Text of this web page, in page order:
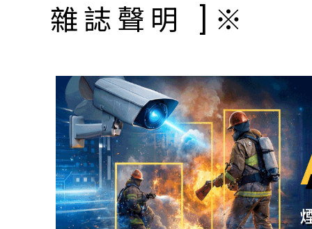
雜誌聲明 ]※